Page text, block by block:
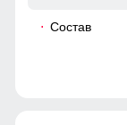
Состав